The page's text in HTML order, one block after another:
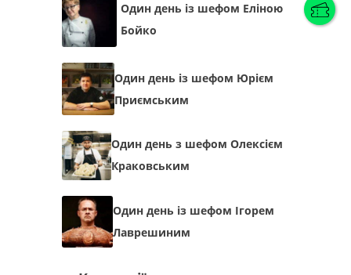
Українська
Один день із шефом Еліною
Бойко
Один день із шефом Юрієм
Приємським
Один день з шефом Олексієм
Краковським
Один день із шефом Ігорем
Лаврешиним